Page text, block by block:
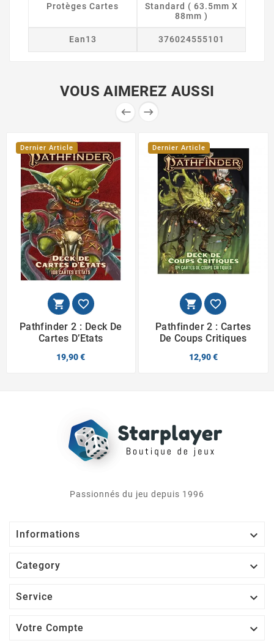
Protèges Cartes
Standard ( 63.5mm X
88mm )
Ean13 376024555101
VOUS AIMEREZ AUSSI
 
Dernier Article
 
Pathfinder 2 : Deck De
Cartes D’Etats
19,90 €
Dernier Article
 
Pathfinder 2 : Cartes
De Coups Critiques
12,90 €
Passionnés du jeu depuis 1996
Informations 
Category 
Service 
Votre Compte 